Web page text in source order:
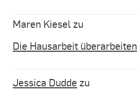
Maren Kieselzu
Die Hausarbeit überarbeiten
Jessica Dudde zu